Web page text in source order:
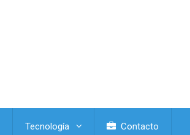
Tecnología Contacto